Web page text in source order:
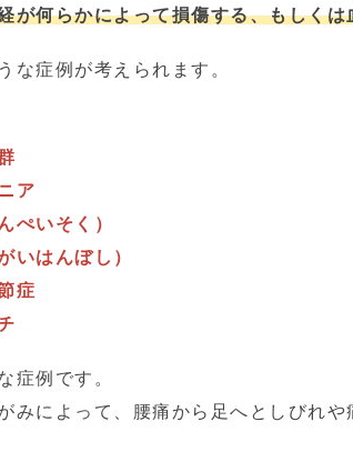
が何らかによって損傷する、もしく
な症例が考えられます。
ア
ぺいそく）
いはんぼし）
症
症例です。
みによって、腰痛から足へとしびれや